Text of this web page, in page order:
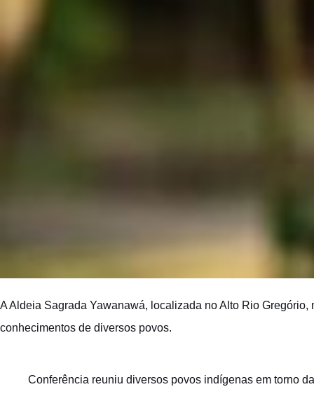
A Aldeia Sagrada Yawanawá, localizada no Alto Rio
conhecimentos de diversos povos.
Conferência reuniu diversos povos indígenas em torno